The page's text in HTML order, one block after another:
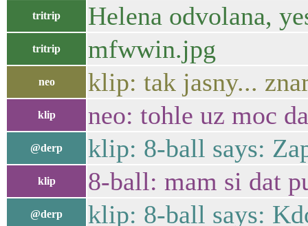
tritrip Helena odvolana,
tritrip mfwwin.jpg
neo klip: tak jasny...
klip neo: tohle uz moc
@derp klip: 8-ball says:
klip 8-ball: mam si dat
@derp klip: 8-ball says: